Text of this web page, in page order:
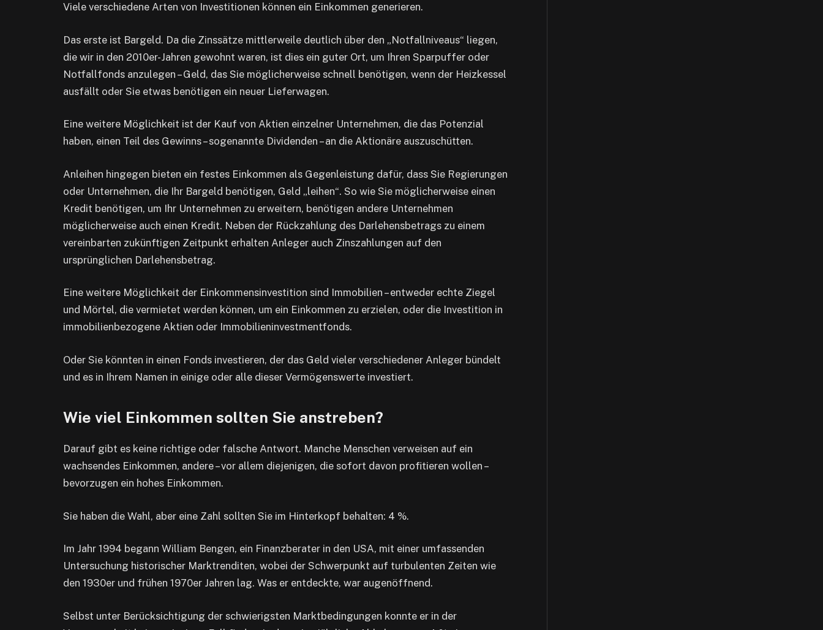
Viele verschiedene Arten von Investitionen können ein Einkommen generieren.
Das erste ist Bargeld. Da die Zinssätze mittlerweile deutlich über den „Notfallniveaus“ liegen,
die wir in den 2010er-Jahren gewohnt waren, ist dies ein guter Ort, um Ihren Sparpuffer oder
Notfallfonds anzulegen – Geld, das Sie möglicherweise schnell benötigen, wenn der Heizkessel
ausfällt oder Sie etwas benötigen ein neuer Lieferwagen.
Eine weitere Möglichkeit ist der Kauf von Aktien einzelner Unternehmen, die das Potenzial
haben, einen Teil des Gewinns – sogenannte Dividenden – an die Aktionäre auszuschütten.
Anleihen hingegen bieten ein festes Einkommen als Gegenleistung dafür, dass Sie Regierungen
oder Unternehmen, die Ihr Bargeld benötigen, Geld „leihen“. So wie Sie möglicherweise einen
Kredit benötigen, um Ihr Unternehmen zu erweitern, benötigen andere Unternehmen
möglicherweise auch einen Kredit. Neben der Rückzahlung des Darlehensbetrags zu einem
vereinbarten zukünftigen Zeitpunkt erhalten Anleger auch Zinszahlungen auf den
ursprünglichen Darlehensbetrag.
Eine weitere Möglichkeit der Einkommensinvestition sind Immobilien – entweder echte Ziegel
und Mörtel, die vermietet werden können, um ein Einkommen zu erzielen, oder die Investition in
immobilienbezogene Aktien oder Immobilieninvestmentfonds.
Oder Sie könnten in einen Fonds investieren, der das Geld vieler verschiedener Anleger bündelt
und es in Ihrem Namen in einige oder alle dieser Vermögenswerte investiert.
Wie viel Einkommen sollten Sie anstreben?
Darauf gibt es keine richtige oder falsche Antwort. Manche Menschen verweisen auf ein
wachsendes Einkommen, andere – vor allem diejenigen, die sofort davon profitieren wollen –
bevorzugen ein hohes Einkommen.
Sie haben die Wahl, aber eine Zahl sollten Sie im Hinterkopf behalten: 4 %.
Im Jahr 1994 begann William Bengen, ein Finanzberater in den USA, mit einer umfassenden
Untersuchung historischer Marktrenditen, wobei der Schwerpunkt auf turbulenten Zeiten wie
den 1930er und frühen 1970er Jahren lag. Was er entdeckte, war augenöffnend.
Selbst unter Berücksichtigung der schwierigsten Marktbedingungen konnte er in der